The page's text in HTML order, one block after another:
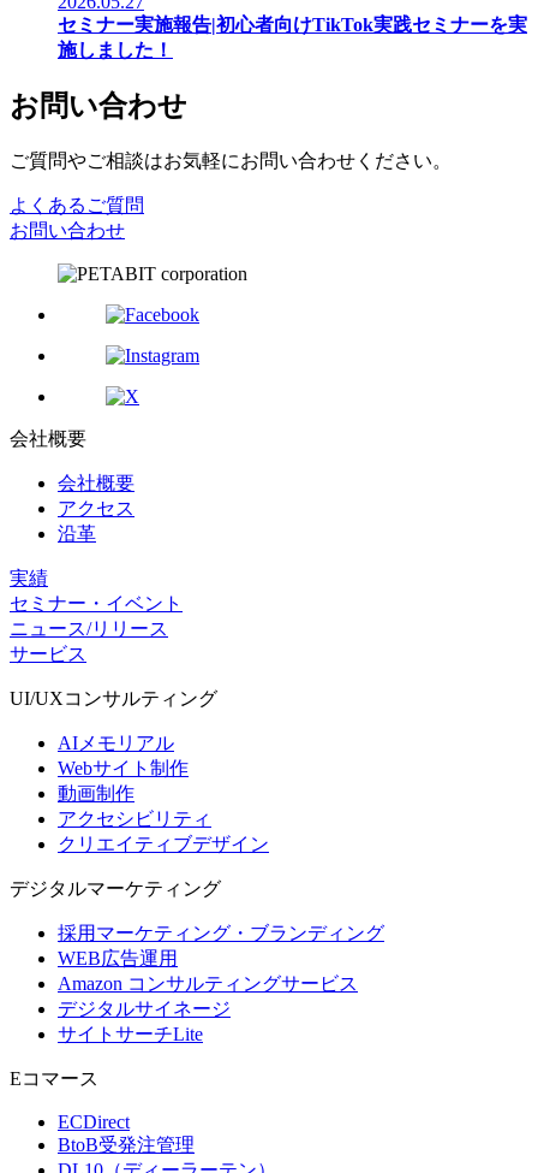
セミナー実施報告|初心者向けTikTok実践セミナーを実
施しました！
お問い合わせ
ご質問やご相談はお気軽にお問い合わせください。
よくあるご質問
お問い合わせ
会社概要
会社概要
アクセス
沿革
実績
セミナー・イベント
ニュース/リリース
サービス
UI/UXコンサルティング
AIメモリアル
Webサイト制作
動画制作
アクセシビリティ
クリエイティブデザイン
デジタルマーケティング
採用マーケティング・ブランディング
WEB広告運用
Amazon コンサルティングサービス
デジタルサイネージ
サイトサーチLite
Eコマース
ECDirect
BtoB受発注管理